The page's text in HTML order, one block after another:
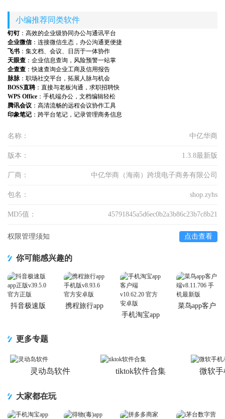
小编推荐同类软件
钉钉 ：高效的企业级协同办公与通讯平台
企业微信：连接微信生态，办公沟通更便捷
飞书 ：集文档、会议、日历于一体协作
天眼查 ：企业信息查询，风险预警一站掌
企查查 ：快速查询企业工商及信用报告
脉脉：职场社交平台，拓展人脉与机会
BOSS直聘：直接与老板沟通，求职招聘快
WPS Office ：手机端办公，文档编辑轻松
腾讯会议 ：高清流畅的远程会议协作工具
印象笔记 ：跨平台笔记，记录管理商务信息
名称： 中亿华商
版本： 1.3.8最新版
厂商： 中亿华商（海南）跨境电子商务有限公司
包名： shop.zyhs
MD5值： 45791845a5d6ec0b2a3b86c23b7c8b21
权限管理须知 点击查看
你可能感兴趣的
抖音极速版
携程旅行app
手机淘宝app
菜鸟app客户
更多专题
灵动岛软件 tiktok软件合集 微软手
大家都在玩